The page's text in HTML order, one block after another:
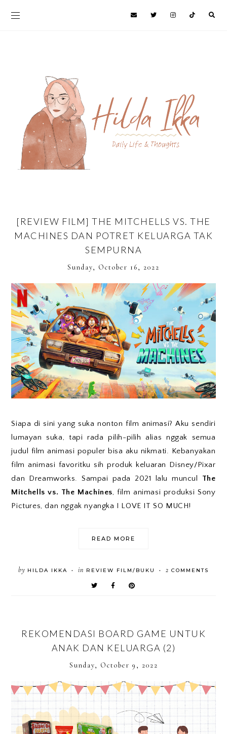
[REVIEW FILM] THE MITCHELLS VS. THE
MACHINES DAN POTRET KELUARGA TAK
SEMPURNA
Sunday, October 16, 2022
Siapa di sini yang suka nonton film animasi? Aku sendiri
lumayan suka, tapi rada pilih-pilih alias nggak semua
judul film animasi populer bisa aku nikmati. Kebanyakan
film animasi favoritku sih produk keluaran Disney/Pixar
dan Dreamworks. Sampai pada 2021 lalu muncul The
Mitchells vs. The Machines, film animasi produksi Sony
Pictures, dan nggak nyangka I LOVE IT SO MUCH!
READ MORE
by HILDA IKKA • in REVIEW FILM/BUKU • 2 COMMENTS
REKOMENDASI BOARD GAME UNTUK
ANAK DAN KELUARGA (2)
Sunday, October 9, 2022